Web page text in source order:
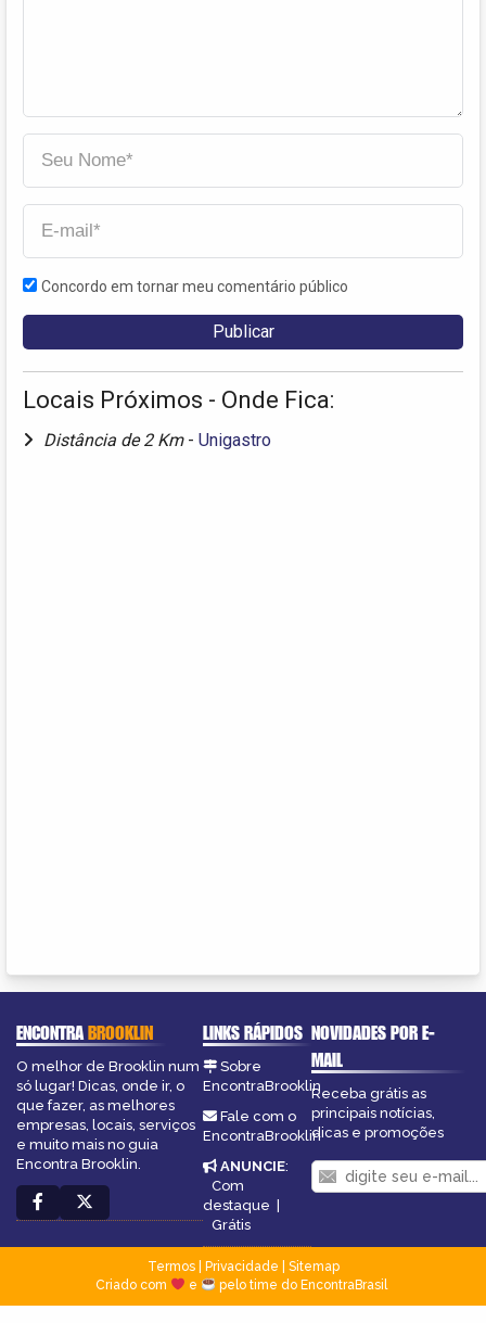
Concordo em tornar meu comentário público
Locais Próximos - Onde Fica:
Distância de 2 Km - Unigastro
ENCONTRABROOKLIN
O melhor de Brooklin num
só lugar! Dicas, onde ir, o
que fazer, as melhores
empresas, locais, serviços
e muito mais no guia
Encontra Brooklin.
LINKS RÁPIDOS
Sobre
EncontraBrooklin
Fale com o
EncontraBrooklin
ANUNCIE:
Com
destaque |
Grátis
NOVIDADES POR E-
MAIL
Receba grátis as
principais notícias,
dicas e promoções
Termos| Privacidade
Sitemap
Criado com
e pelo time do EncontraBrasil